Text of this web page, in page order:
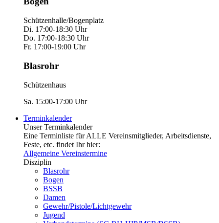
Schützenhalle/Bogenplatz
Di. 17:00-18:30 Uhr
Do. 17:00-18:30 Uhr
Fr. 17:00-19:00 Uhr
Blasrohr
Schützenhaus
Sa. 15:00-17:00 Uhr
Terminkalender
Unser Terminkalender
Eine Terminliste für ALLE Vereinsmitglieder, Arbeitsdienste,
Feste, etc. findet Ihr hier:
Allgemeine Vereinstermine
Disziplin
Blasrohr
Bogen
BSSB
Damen
Gewehr/Pistole/Lichtgewehr
Jugend